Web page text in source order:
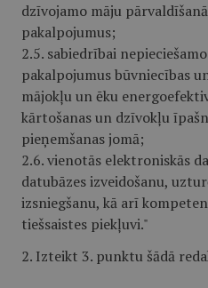
dzīvojamo māju
pakalpojumus;
2.5. sabiedrībai
pakalpojumus būvniecības
mājokļu un ēku
kārtošanas un dzīvokļu
pieņemšanas jomā;
2.6. vienotās elektroniskās
datubāzes izveidošanu,
izsniegšanu, kā arī
tiešsaistes piekļuvi."
2. Izteikt 3. punktu šādā